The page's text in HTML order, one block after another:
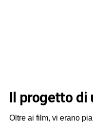
il progetto di
Oltre ai film, vi erano